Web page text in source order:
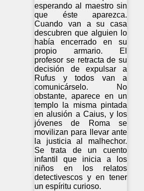
esperando al maestro sin
que éste aparezca.
Cuando van a su casa
descubren que alguien lo
había encerrado en su
propio armario. El
profesor se retracta de su
decisión de expulsar a
Rufus y todos van a
comunicárselo. No
obstante, aparece en un
templo la misma pintada
en alusión a Caius, y los
jóvenes de Roma se
movilizan para llevar ante
la justicia al malhechor.
Se trata de un cuento
infantil que inicia a los
niños en los relatos
detectivescos y en tener
un espíritu curioso.